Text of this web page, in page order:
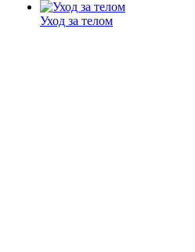
Уход за телом